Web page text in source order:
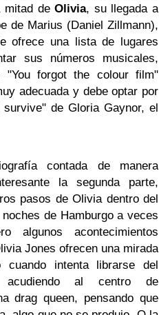
mitad deOlivia, su llegada a
de Marius (Daniel Zillmann),
ofrece una lista de lugares
sus números musicales,
"You forgot the colour film"
adecuada y debe optar por
de Gloria Gaynor, el
contada de manera
la segunda parte,
pasos de Olivia dentro del
de Hamburgo a veces
algunos acontecimientos
Jones ofrecen una mirada
intenta librarse del
acudiendo al centro de
drag queen, pensando que